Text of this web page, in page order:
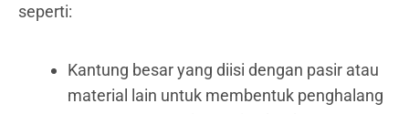
seperti:
Kantung besar yang diisi dengan pasir atau
material lain untuk membentuk penghalang